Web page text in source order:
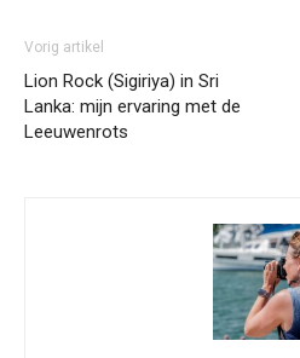
Vorig artikel
Lion Rock (Sigiriya) in Sri
Lanka: mijn ervaring met de
Leeuwenrots